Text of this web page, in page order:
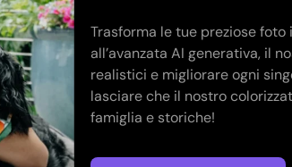
Trasforma le tue preziose
all’avanzata AI generativa, il
realistici e migliorare ogni
lasciare che il nostro
famiglia e storiche!